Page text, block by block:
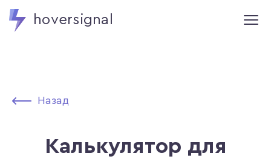
hoversignal
Назад
Калькулятор для